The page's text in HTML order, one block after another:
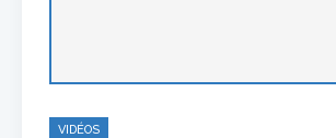
VIDÉOS